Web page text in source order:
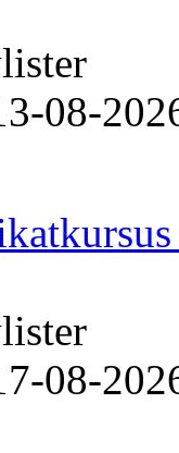
08-
08-